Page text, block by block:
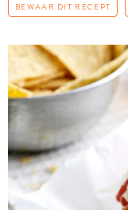
BEWAAR DIT RECEPT